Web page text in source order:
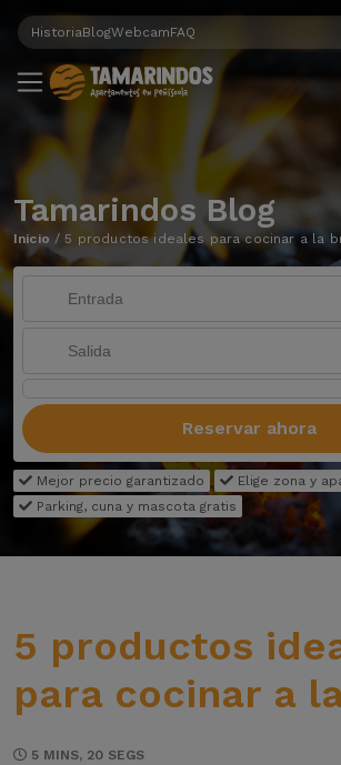
HistoriaBlogWebcamFAQ
Tamarindos Blog
Inicio / 5 productos ideales para cocinar a la
Reservar ahora
Mejor precio garantizado
Elige zona y
Parking, cuna y mascota gratis
5 productos
para cocinar a
5 MINS, 20 SEGS